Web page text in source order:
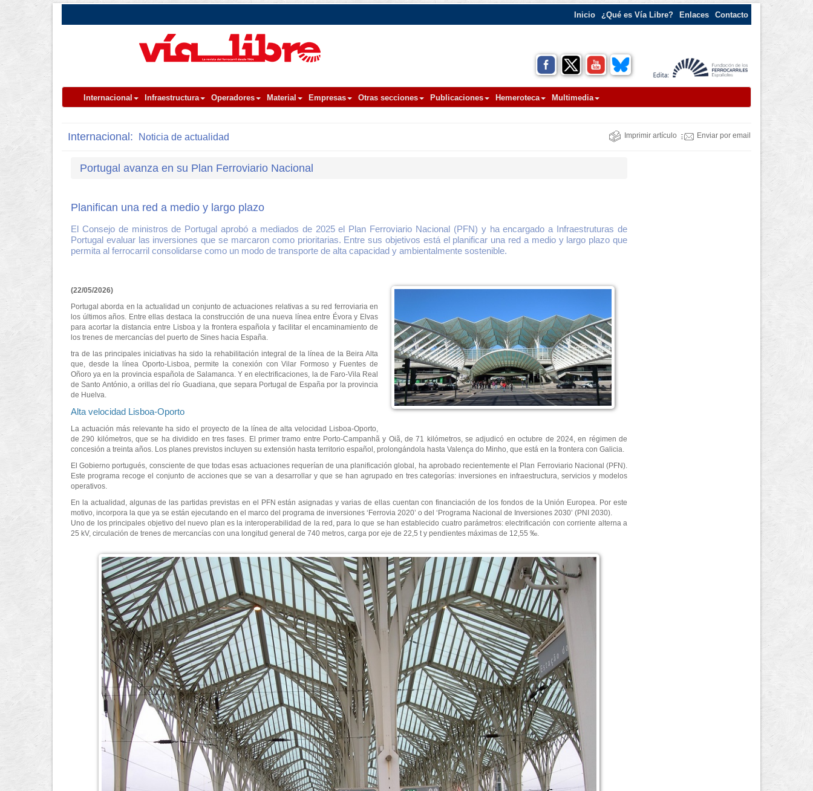
Inicio ¿Qué es Vía Libre? Enlaces Contacto
Internacional Infraestructura Operadores Material Empresas Otras secciones Publicaciones Hemeroteca Multimedia
Internacional: Noticia de actualidad Imprimir artículo Enviar por email
Portugal avanza en su Plan Ferroviario Nacional
Planifican una red a medio y largo plazo
El Consejo de ministros de Portugal aprobó a mediados de 2025 el Plan Ferroviario Nacional (PFN) y ha encargado a Infraestruturas de
Portugal evaluar las inversiones que se marcaron como prioritarias. Entre sus objetivos está el planificar una red a medio y largo plazo que
permita al ferrocarril consolidarse como un modo de transporte de alta capacidad y ambientalmente sostenible.
(22/05/2026)
Portugal aborda en la actualidad un conjunto de actuaciones relativas a su red ferroviaria en
los últimos años. Entre ellas destaca la construcción de una nueva línea entre Évora y Elvas
para acortar la distancia entre Lisboa y la frontera española y facilitar el encaminamiento de
los trenes de mercancías del puerto de Sines hacia España.
tra de las principales iniciativas ha sido la rehabilitación integral de la línea de la Beira Alta
que, desde la línea Oporto-Lisboa, permite la conexión con Vilar Formoso y Fuentes de
Oñoro ya en la provincia española de Salamanca. Y en electrificaciones, la de Faro-Vila Real
de Santo António, a orillas del río Guadiana, que separa Portugal de España por la provincia
de Huelva.
Alta velocidad Lisboa-Oporto
La actuación más relevante ha sido el proyecto de la línea de alta velocidad Lisboa-Oporto,
de 290 kilómetros, que se ha dividido en tres fases. El primer tramo entre Porto-Campanhã y Oiã, de 71 kilómetros, se adjudicó en octubre de 2024, en régimen de
concesión a treinta años. Los planes previstos incluyen su extensión hasta territorio español, prolongándola hasta Valença do Minho, que está en la frontera con Galicia.
El Gobierno portugués, consciente de que todas esas actuaciones requerían de una planificación global, ha aprobado recientemente el Plan Ferroviario Nacional (PFN).
Este programa recoge el conjunto de acciones que se van a desarrollar y que se han agrupado en tres categorías: inversiones en infraestructura, servicios y modelos
operativos.
En la actualidad, algunas de las partidas previstas en el PFN están asignadas y varias de ellas cuentan con financiación de los fondos de la Unión Europea. Por este
motivo, incorpora la que ya se están ejecutando en el marco del programa de inversiones ‘Ferrovia 2020’ o del ‘Programa Nacional de Inversiones 2030’ (PNI 2030).
Uno de los principales objetivo del nuevo plan es la interoperabilidad de la red, para lo que se han establecido cuatro parámetros: electrificación con corriente alterna a
25 kV, circulación de trenes de mercancías con una longitud general de 740 metros, carga por eje de 22,5 t y pendientes máximas de 12,55 ‰.